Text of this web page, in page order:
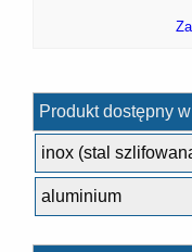
Produkt dostępny
inox (stal
aluminium